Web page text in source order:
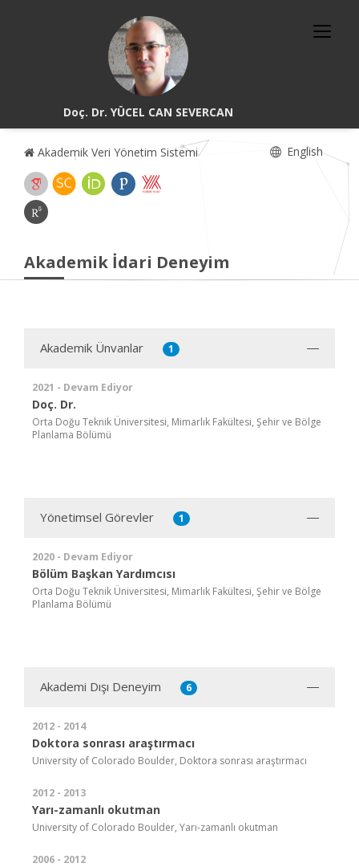
Doç. Dr. YÜCEL CAN SEVERCAN
Akademik Veri Yönetim Sistemi English
Akademik İdari Deneyim
Akademik Ünvanlar 1
2021 - Devam Ediyor
Doç. Dr.
Orta Doğu Teknik Üniversitesi, Mimarlık Fakültesi, Şehir ve Bölge
Planlama Bölümü
Yönetimsel Görevler 1
2020 - Devam Ediyor
Bölüm Başkan Yardımcısı
Orta Doğu Teknik Üniversitesi, Mimarlık Fakültesi, Şehir ve Bölge
Planlama Bölümü
Akademi Dışı Deneyim 6
2012 - 2014
Doktora sonrası araştırmacı
University of Colorado Boulder, Doktora sonrası araştırmacı
2012 - 2013
Yarı-zamanlı okutman
University of Colorado Boulder, Yarı-zamanlı okutman
2006 - 2012